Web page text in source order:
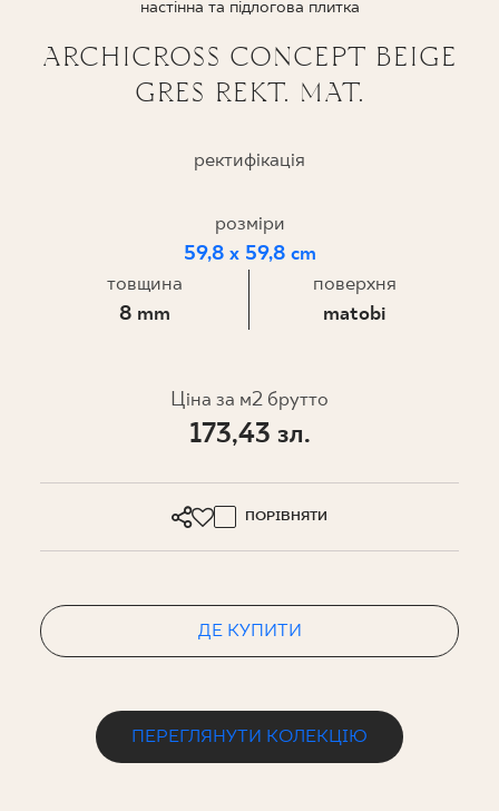
ДЕ КУПИТИ
ПРО НАС
МІЙ ПРОФІЛЬ
EN SK DE UK
настінна та підлогова плитка
ARCHICROSS CONCEPT BEIGE
GRES REKT. MAT.
ректифікація
розміри
59,8 x 59,8 cm
товщина
8 mm
поверхня
matobi
Ціна за м2 брутто
173,43 зл.
ПОРІВНЯТИ
ДЕ КУПИТИ
ПЕРЕГЛЯНУТИ КОЛЕКЦІЮ